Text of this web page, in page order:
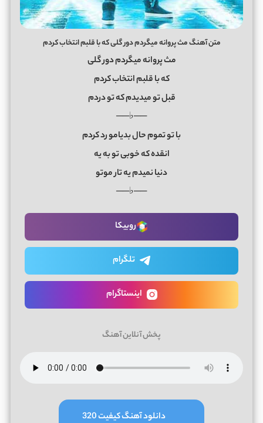
متن آهنگ مث پروانه میگردم دور گلی که با قلبم انتخاب کردم
مث پروانه میگردم دور گلی
که با قلبم انتخاب کردم
قبل تو میدیدم که تو دردم
──♭──
با تو تموم حال بدیامو رد کردم
انقده که خوبی تو به یه
دنیا نمیدم یه تار موتو
──♭──
روبیکا
تلگرام
اینستاگرام
پخش آنلاین آهنگ
دانلود آهنگ کیفیت 320